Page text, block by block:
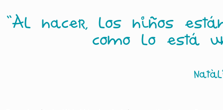
“Al nacer, los niños
como lo está